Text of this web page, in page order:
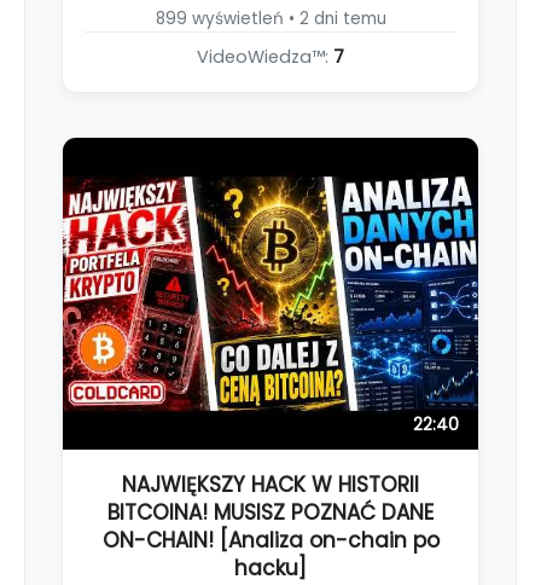
899 wyświetleń • 2 dni temu
VideoWiedza™: 7
22:40
NAJWIĘKSZY HACK W HISTORII
BITCOINA! MUSISZ POZNAĆ DANE
ON-CHAIN! [Analiza on-chain po
hacku]